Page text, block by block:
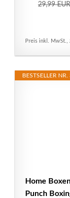
29,99 EUR
Preis inkl. MwSt.,
BESTSELLER NR.
Home
Punch